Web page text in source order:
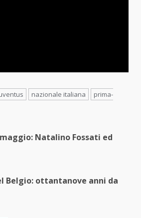
nazionale italiana
prima-
Natalino Fossati ed
Belgio: ottantanove anni da